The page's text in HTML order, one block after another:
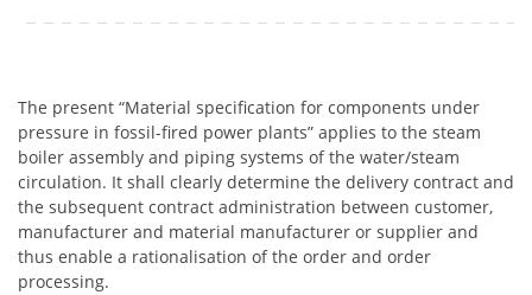
The present “Material specification for components under
pressure in fossil-fired power plants” applies to the steam
boiler assembly and piping systems of the water/steam
circulation. It shall clearly determine the delivery contract and
the subsequent contract administration between customer,
manufacturer and material manufacturer or supplier and
thus enable a rationalisation of the order and order
processing.